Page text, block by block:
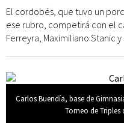
El cordobés, que tuvo un
ese rubro, competirá con el
Ferreyra, Maximiliano Stanic
Carlos Buendía, base de
Torneo de Triples